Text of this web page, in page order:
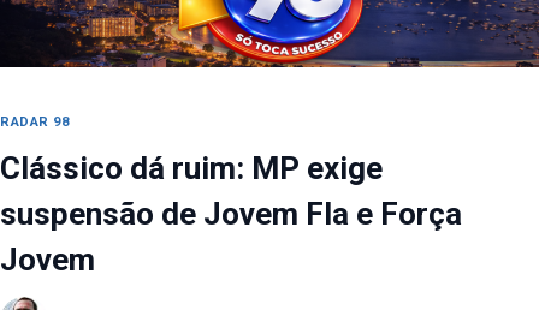
RADAR 98
Clássico dá ruim: MP exige
suspensão de Jovem Fla e Força
Jovem